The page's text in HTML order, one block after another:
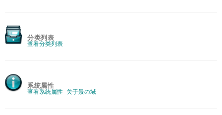
分类列表
查看分类列表
系统属性
查看系统属性 关于景の域